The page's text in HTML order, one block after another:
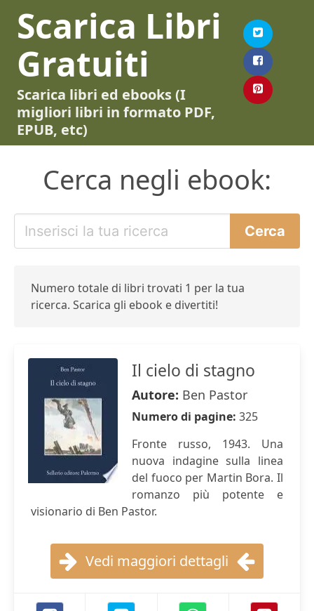
Scarica Libri
Gratuiti
Scarica libri ed ebooks (I
migliori libri in formato PDF,
EPUB, etc)
Cerca negli ebook:
Numero totale di libri trovati 1 per la tua
ricerca. Scarica gli ebook e divertiti!
Il cielo di stagno
Autore: Ben Pastor
Numero di pagine: 325
Fronte russo, 1943. Una
nuova indagine sulla linea
del fuoco per Martin Bora. Il
romanzo più potente e
visionario di Ben Pastor.
Vedi maggiori dettagli